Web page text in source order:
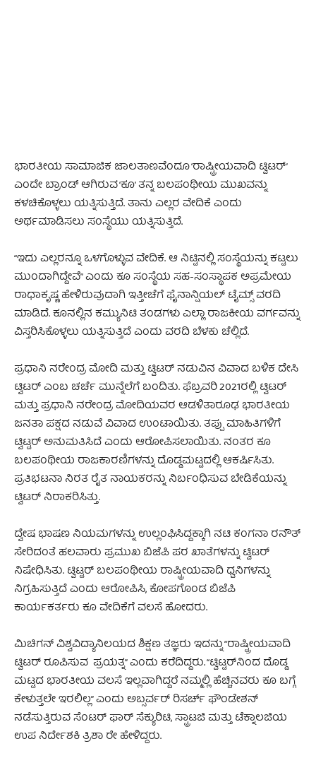
ಭಾರತೀಯ ಸಾಮಾಜಿಕ ಜಾಲತಾಣವೆಂದೂ ‘ರಾಷ್ಟ್ರೀಯವಾದಿ ಟ್ವಿಟರ್’
ಎಂದೇ ಬ್ರಾಂಡ್ ಆಗಿರುವ ‘ಕೂ’ ತನ್ನ ಬಲಪಂಥೀಯ ಮುಖವನ್ನು
ಕಳಚಿಕೊಳ್ಳಲು ಯತ್ನಿಸುತ್ತಿದೆ. ತಾನು ಎಲ್ಲರ ವೇದಿಕೆ ಎಂದು
ಅರ್ಥಮಾಡಿಸಲು ಸಂಸ್ಥೆಯು ಯತ್ನಿಸುತ್ತಿದೆ.
“ಇದು ಎಲ್ಲರನ್ನೂ ಒಳಗೊಳ್ಳುವ ವೇದಿಕೆ. ಆ ನಿಟ್ಟಿನಲ್ಲಿ ಸಂಸ್ಥೆಯನ್ನು ಕಟ್ಟಲು
ಮುಂದಾಗಿದ್ದೇವೆ” ಎಂದು ಕೂ ಸಂಸ್ಥೆಯ ಸಹ-ಸಂಸ್ಥಾಪಕ ಅಪ್ರಮೇಯ
ರಾಧಾಕೃಷ್ಣ ಹೇಳಿರುವುದಾಗಿ ಇತ್ತೀಚೆಗೆ ಫೈನಾನ್ಷಿಯಲ್ ಟೈಮ್ಸ್‌ ವರದಿ
ಮಾಡಿದೆ. ಕೂನಲ್ಲಿನ ಕಮ್ಯುನಿಟಿ ತಂಡಗಳು ಎಲ್ಲಾ ರಾಜಕೀಯ ವರ್ಗವನ್ನು
ವಿಸ್ತರಿಸಿಕೊಳ್ಳಲು ಯತ್ನಿಸುತ್ತಿದೆ ಎಂದು ವರದಿ ಬೆಳಕು ಚೆಲ್ಲಿದೆ.
ಪ್ರಧಾನಿ ನರೇಂದ್ರ ಮೋದಿ ಮತ್ತು ಟ್ವಿಟರ್‌ ನಡುವಿನ ವಿವಾದ ಬಳಿಕ ದೇಸಿ
ಟ್ವಿಟರ್‌ ಎಂಬ ಚರ್ಚೆ ಮುನ್ನೆಲೆಗೆ ಬಂದಿತು. ಫೆಬ್ರವರಿ 2021ರಲ್ಲಿ ಟ್ವಿಟರ್
ಮತ್ತು ಪ್ರಧಾನಿ ನರೇಂದ್ರ ಮೋದಿಯವರ ಆಡಳಿತಾರೂಢ ಭಾರತೀಯ
ಜನತಾ ಪಕ್ಷದ ನಡುವೆ ವಿವಾದ ಉಂಟಾಯಿತು. ತಪ್ಪು ಮಾಹಿತಿಗಳಿಗೆ
ಟ್ವಿಟ್ಟರ್ ಅನುಮತಿಸಿದೆ ಎಂದು ಆರೋಪಿಸಲಾಯಿತು. ನಂತರ ಕೂ
ಬಲಪಂಥೀಯ ರಾಜಕಾರಣಿಗಳನ್ನು ದೊಡ್ಡಮಟ್ಟದಲ್ಲಿ ಆಕರ್ಷಿಸಿತು.
ಪ್ರತಿಭಟನಾ ನಿರತ ರೈತ ನಾಯಕರನ್ನು ನಿರ್ಬಂಧಿಸುವ ಬೇಡಿಕೆಯನ್ನು
ಟ್ವಿಟರ್‌ ನಿರಾಕರಿಸಿತ್ತು.
ದ್ವೇಷ ಭಾಷಣ ನಿಯಮಗಳನ್ನು ಉಲ್ಲಂಘಿಸಿದ್ದಕ್ಕಾಗಿ ನಟಿ ಕಂಗನಾ ರನೌತ್
ಸೇರಿದಂತೆ ಹಲವಾರು ಪ್ರಮುಖ ಬಿಜೆಪಿ ಪರ ಖಾತೆಗಳನ್ನು ಟ್ವಿಟರ್
ನಿಷೇಧಿಸಿತು. ಟ್ವಿಟ್ಟರ್ ಬಲಪಂಥೀಯ ರಾಷ್ಟ್ರೀಯವಾದಿ ಧ್ವನಿಗಳನ್ನು
ನಿಗ್ರಹಿಸುತ್ತಿದೆ ಎಂದು ಆರೋಪಿಸಿ, ಕೋಪಗೊಂಡ ಬಿಜೆಪಿ
ಕಾರ್ಯಕರ್ತರು ಕೂ ವೇದಿಕೆಗೆ ವಲಸೆ ಹೋದರು.
ಮಿಚಿಗನ್ ವಿಶ್ವವಿದ್ಯಾನಿಲಯದ ಶಿಕ್ಷಣ ತಜ್ಞರು ಇದನ್ನು “ರಾಷ್ಟ್ರೀಯವಾದಿ
ಟ್ವಿಟರ್ ರೂಪಿಸುವ ಪ್ರಯತ್ನ” ಎಂದು ಕರೆದಿದ್ದರು. “ಟ್ವಿಟ್ಟರ್‌ನಿಂದ ದೊಡ್ಡ
ಮಟ್ಟದ ಭಾರತೀಯ ವಲಸೆ ಇಲ್ಲವಾಗಿದ್ದರೆ ನಮ್ಮಲ್ಲಿ ಹೆಚ್ಚಿನವರು ಕೂ ಬಗ್ಗೆ
ಕೇಳುತ್ತಲೇ ಇರಲಿಲ್ಲ” ಎಂದು ಅಬ್ಸರ್ವರ್ ರಿಸರ್ಚ್ ಫೌಂಡೇಶನ್
ನಡೆಸುತ್ತಿರುವ ಸೆಂಟರ್ ಫಾರ್ ಸೆಕ್ಯುರಿಟಿ, ಸ್ಟ್ರಾಟಜಿ ಮತ್ತು ಟೆಕ್ನಾಲಜಿಯ
ಉಪ ನಿರ್ದೇಶಕಿ ತ್ರಿಶಾ ರೇ ಹೇಳಿದ್ದರು.